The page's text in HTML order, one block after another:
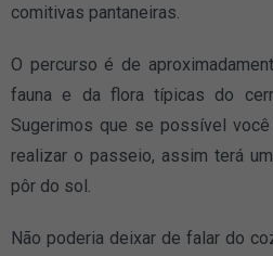
comitivas pantaneiras.
O percurso é de
fauna e da flora típicas do
Sugerimos que se possível
realizar o passeio, assim terá
pôr do sol.
Não poderia deixar de falar do